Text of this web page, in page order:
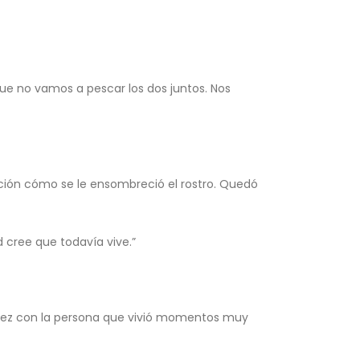
no vamos a pescar los dos juntos. Nos
cómo se le ensombreció el rostro. Quedó
cree que todavía vive.”
con la persona que vivió momentos muy